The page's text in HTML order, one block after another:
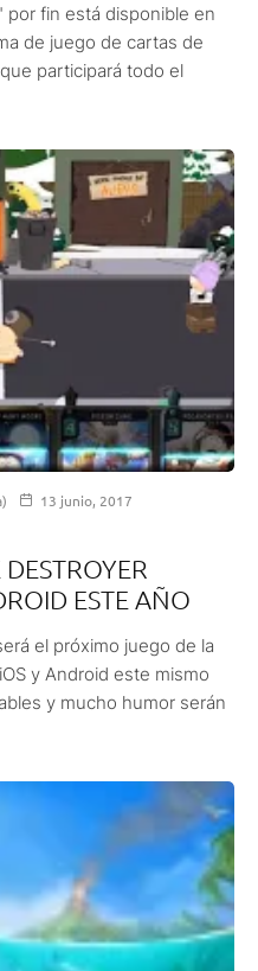
por fin está disponible en
de juego de cartas de
participará todo el
13 junio, 2017
ESTE AÑO
el próximo juego de la
y Android este mismo
y mucho humor serán